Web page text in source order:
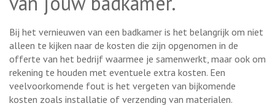
Bij het vernieuwen van een badkamer is het belangrijk om niet
alleen te kijken naar de kosten die zijn opgenomen in de
offerte van het bedrijf waarmee je samenwerkt, maar ook om
rekening te houden met eventuele extra kosten. Een
veelvoorkomende fout is het vergeten van bijkomende
kosten zoals installatie of verzending van materialen.